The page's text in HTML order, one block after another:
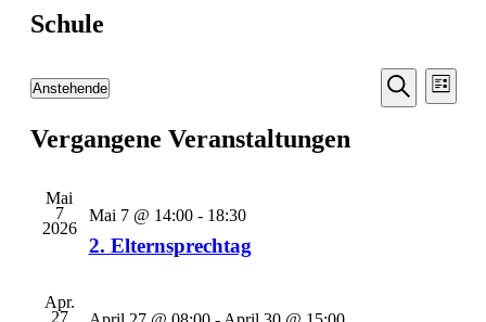
Schule
Suche
Suche
Liste
Anstehende
wählen.
Vergangene Veranstaltungen
Mai
7
2026
Mai 7 @ 14:00- 18:30
2. Elternsprechtag
Apr.
27